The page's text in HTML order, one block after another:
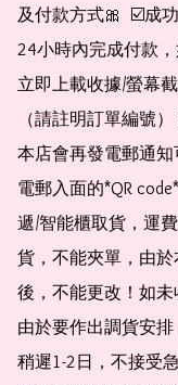
及付款方式🎀  ☑️成
24小時內完成付款
立即上載收據/螢幕
（請註明訂單編號
本店會再發電郵通
電郵入面的*QR
遞/智能櫃取貨，運
貨，不能夾單，由
後，不能更改！如
由於要作出調貨安
稍遲1-2日，不接受